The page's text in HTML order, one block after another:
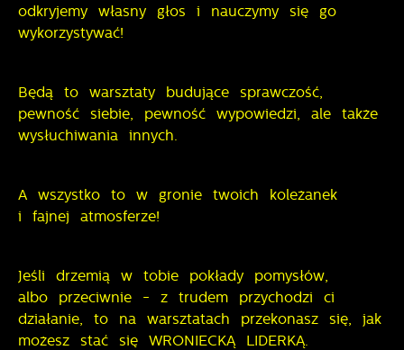
odkryjemy własny głos i nauczymy się go
wykorzystywać!
Będą to warsztaty budujące sprawczość,
pewność siebie, pewność wypowiedzi, ale także
wysłuchiwania innych.
A wszystko to w gronie twoich koleżanek
i fajnej atmosferze!
Jeśli drzemią w tobie pokłady pomysłów,
albo przeciwnie - z trudem przychodzi ci
działanie, to na warsztatach przekonasz się, jak
możesz stać się WRONIECKĄ LIDERKĄ.